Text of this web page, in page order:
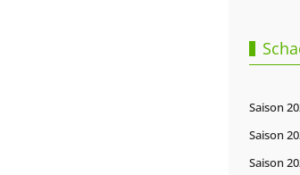
Saison
Saison
Saison